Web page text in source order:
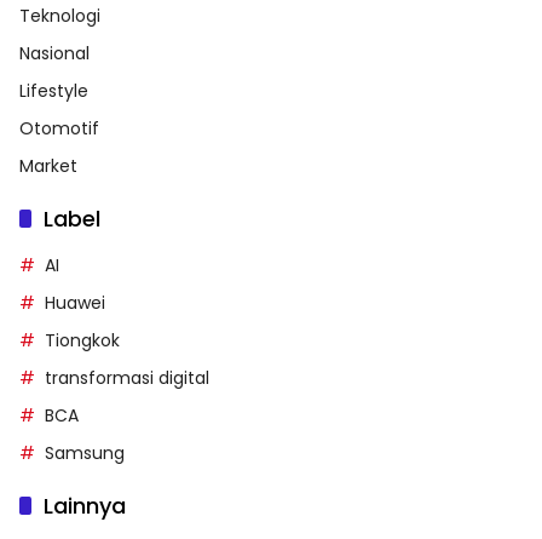
Teknologi
Nasional
Lifestyle
Otomotif
Market
Label
AI
Huawei
Tiongkok
transformasi digital
BCA
Samsung
Lainnya